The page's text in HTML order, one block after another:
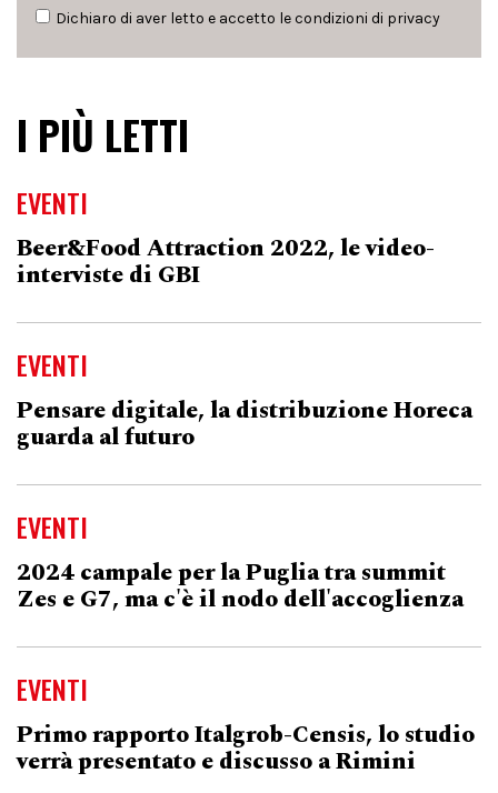
Dichiaro di aver letto e accetto le condizioni di privacy
I PIÙ LETTI
EVENTI
Beer&Food Attraction 2022, le video-
interviste di GBI
EVENTI
Pensare digitale, la distribuzione Horeca
guarda al futuro
EVENTI
2024 campale per la Puglia tra summit
Zes e G7, ma c'è il nodo dell'accoglienza
EVENTI
Primo rapporto Italgrob-Censis, lo studio
verrà presentato e discusso a Rimini